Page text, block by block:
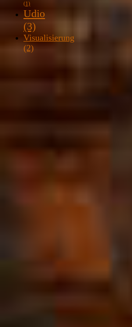
(1)
Udio
(3)
Visualisierung
(2)